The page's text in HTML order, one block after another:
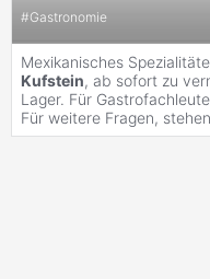
#Gastronomie
Mexikanisches
Kufstein, ab sofort zu
Lager. Für
Für weitere Fragen,